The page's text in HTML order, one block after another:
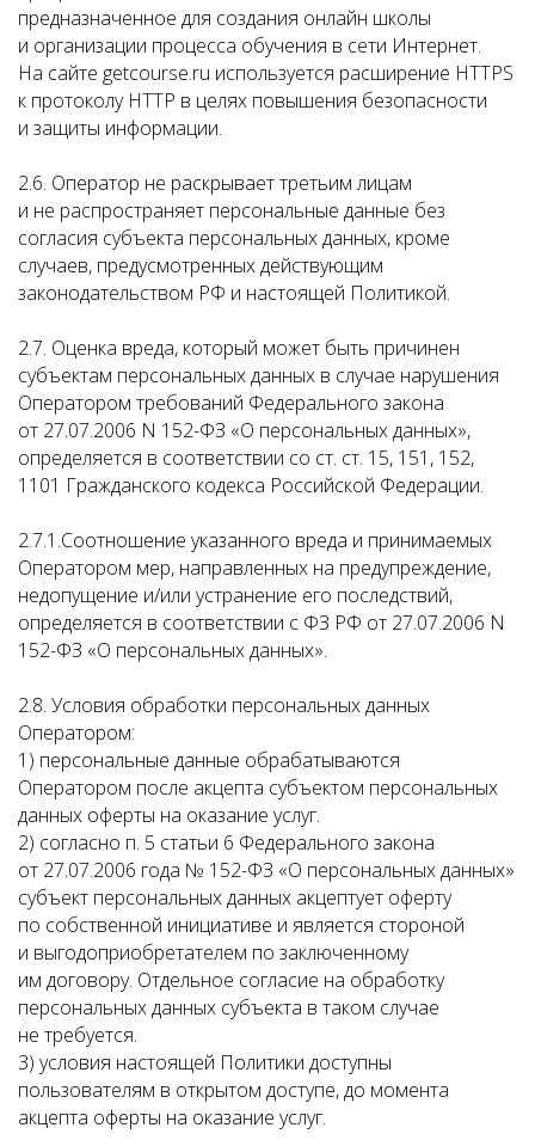
предназначенное для создания онлайн школы
и организации процесса обучения в сети Интернет.
На сайте getcourse.ru используется расширение HTTPS
к протоколу HTTP в целях повышения безопасности
и защиты информации.
2.6. Оператор не раскрывает третьим лицам
и не распространяет персональные данные без
согласия субъекта персональных данных, кроме
случаев, предусмотренных действующим
законодательством РФ и настоящей Политикой.
2.7. Оценка вреда, который может быть причинен
субъектам персональных данных в случае нарушения
Оператором требований Федерального закона
от 27.07.2006 N 152-ФЗ «О персональных данных»,
определяется в соответствии со ст. ст. 15, 151, 152,
1101 Гражданского кодекса Российской Федерации.
2.7.1.Соотношение указанного вреда и принимаемых
Оператором мер, направленных на предупреждение,
недопущение и/или устранение его последствий,
определяется в соответствии с ФЗ РФ от 27.07.2006 N
152-ФЗ «О персональных данных».
2.8. Условия обработки персональных данных
Оператором:
1) персональные данные обрабатываются
Оператором после акцепта субъектом персональных
данных оферты на оказание услуг.
2) согласно п. 5 статьи 6 Федерального закона
от 27.07.2006 года № 152-ФЗ «О персональных данных»
субъект персональных данных акцептует оферту
по собственной инициативе и является стороной
и выгодоприобретателем по заключенному
им договору. Отдельное согласие на обработку
персональных данных субъекта в таком случае
не требуется.
3) условия настоящей Политики доступны
пользователям в открытом доступе, до момента
акцепта оферты на оказание услуг.